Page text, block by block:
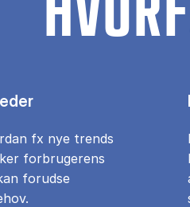
fx nye trends
forbrugerens
forudse